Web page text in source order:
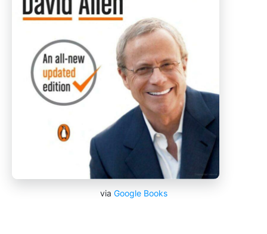
via Google Books